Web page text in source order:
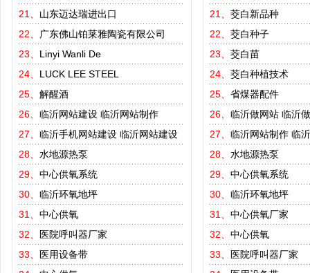
21、 山东迈达瑞进出口
22、
广东佛山铂莱雅陶瓷有限公司
23、 Linyi Wanli De
24、 LUCK LEE STEEL
25、 解醒酒
26、 临沂网站建设 临沂网站制作
27、 临沂手机网站建设 临沂网站建设
28、 水地源热泵
29、 中心供氧系统
30、 临沂环氧地坪
31、 中心供氧
32、
医院呼叫器厂家
33、
医用设备带
21、 茭白新品种
22、 茭白种子
23、 茭白苗
24、 茭白种植技术
25、 省煤器配件
26、 临沂做网站 临沂
27、 临沂网站制作 临
28、 水地源热泵
29、 中心供氧系统
30、 临沂环氧地坪
31、 中心供氧厂家
32、 中心供氧
33、
医院呼叫器厂家